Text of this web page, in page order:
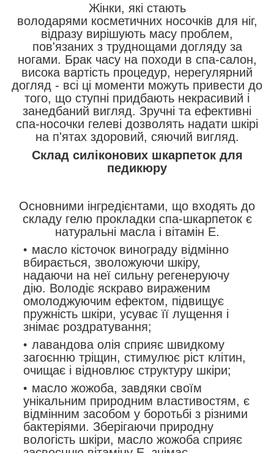
Жінки, які стають
володарями косметичних носочків для ніг,
відразу вирішують масу проблем,
пов'язаних з труднощами догляду за
ногами. Брак часу на походи в спа-салон,
висока вартість процедур, нерегулярний
догляд - всі ці моменти можуть привести до
того, що ступні придбають некрасивий і
занедбаний вигляд. Зручні та ефективні
спа-носочки гелеві дозволять надати шкірі
на п'ятах здоровий, сяючий вигляд.
Склад силіконових шкарпеток для
педикюру
Основними інгредієнтами, що входять до
складу гелю прокладки спа-шкарпеток є
натуральні масла і вітамін Е.
масло кісточок винограду відмінно
вбирається, зволожуючи шкіру,
надаючи на неї сильну регенеруючу
дію. Володіє яскраво вираженим
омолоджуючим ефектом, підвищує
пружність шкіри, усуває її лущення і
знімає роздратування;
лавандова олія сприяє швидкому
загоєнню тріщин, стимулює ріст клітин,
очищає і відновлює структуру шкіри;
масло жожоба, завдяки своїм
унікальним природним властивостям, є
відмінним засобом у боротьбі з різними
бактеріями. Зберігаючи природну
вологість шкіри, масло жожоба сприяє